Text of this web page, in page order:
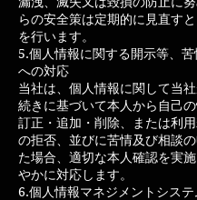
らの安全策は定期的に見直す
を行います。
5.個人情報に関する開示等、
への対応
当社は、個人情報に関して当
続きに基づいて本人から自己の
訂正・追加・削除、または利
の拒否、並びに苦情及び相談
た場合、適切な本人確認を実
やかに対応します。
6.個人情報マネジメントシス